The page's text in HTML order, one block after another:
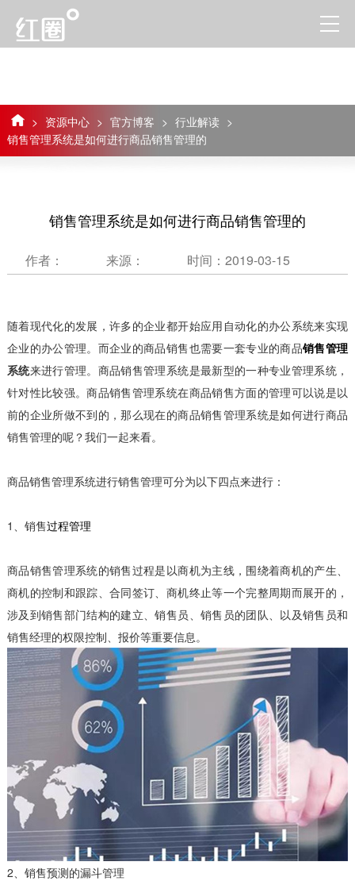
> 资源中心 > 官方博客 > 行业解读 >
销售管理系统是如何进行商品销售管理的
销售管理系统是如何进行商品销售管理的
作者： 来源： 时间：2019-03-15
随着现代化的发展，许多的企业都开始应用自动化的办公系统来实现
企业的办公管理。而企业的商品销售也需要一套专业的商品销售管理
系统来进行管理。商品销售管理系统是最新型的一种专业管理系统，
针对性比较强。商品销售管理系统在商品销售方面的管理可以说是以
前的企业所做不到的，那么现在的商品销售管理系统是如何进行商品
销售管理的呢？我们一起来看。
商品销售管理系统进行销售管理可分为以下四点来进行：
1、销售过程管理
商品销售管理系统的销售过程是以商机为主线，围绕着商机的产生、
商机的控制和跟踪、合同签订、商机终止等一个完整周期而展开的，
涉及到销售部门结构的建立、销售员、销售员的团队、以及销售员和
销售经理的权限控制、报价等重要信息。
2、销售预测的漏斗管理